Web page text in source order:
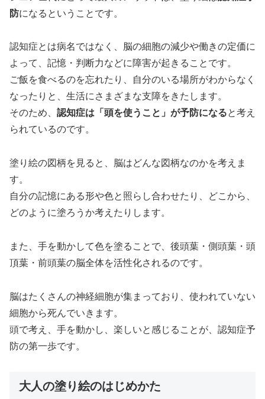
防になるということです。
認知症とは病名ではなく、脳の細胞の減少や働きの定価に
よって、記憶・判断力などに障害が起きることです。
ご飯を食べるのを忘れたり、自分のいる場所がわからなく
なったりと、生活にさまざまな支障をきたします。
そのため、 認知症は「頭を使うこと」が予防になると考え
られているのです。
塗り絵の図柄を見ると、脳はどんな図柄なのかを考えま
す。
自分の記憶にある形や色と照らし合わせたり、どこから、
どのように塗ろうか考えたりします。
また、手を動かして色を塗ることで、後頭葉・側頭葉・頭
頂葉・前頭葉の脳全体を活性化されるのです。
脳はたくさんの神経細胞が集まっており、使われていない
細胞から死んでいきます。
頭で考え、手を動かし、楽しいと感じることが、認知症予
防の第一歩です。
大人の塗り絵のはじめかた